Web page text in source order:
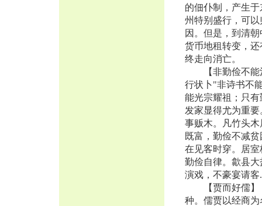
的佃仆制，产生
州特别盛行，可
因。但是，到清
货币地租转变，
终走向消亡。
【非勤俭不能治
行状卜"非诗书不
能光宗耀祖；只
发家显得尤为重
事贩木。凡竹头
既富，勤俭不减
在见客时穿。居
勤俭自律。歙县
演戏，不豪宴请客.
【贾而好儒】
种。儒贾以经商